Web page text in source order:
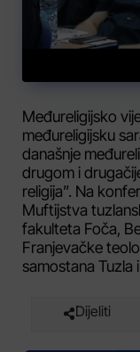
Međureligijsko
međureligijsku
današnje
drugom i
religija”. Na
Muftijstva
fakulteta Foča,
Franjevačke
samostana Tuzla
Dijeliti